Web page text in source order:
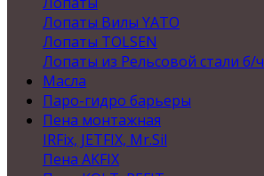
Лопаты Вилы YATO
Лопаты TOLSEN
Лопаты из Рельсовой стали б/ч
Масла
Паро-гидро барьеры
Пена монтажная
IRFix, JETFIX, Mr.Sil
Пена AKFIX